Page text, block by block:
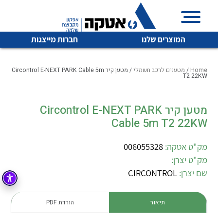
המוצרים שלנו חברות מייצגות
איכות | שרות | זמינות
אטקה בע”מ היא החברה הגדולה והמובילה בישראל בשיווק
מיתוג, בקרה , ואינסטלציה חשמלית ופעילה ב7 תחומים:
חשמל
קופסאות וארונות לחשמל, בקרה ואלקטרוניקה
לכל מוצרי היצרן לכל מוצרי היצרן
לכל מוצרי היצרן לכל מוצרי היצרן
Home
/ מטענים לרכב חשמלי / מטען קיר Circontrol E-NEXT PARK Cable 5m
T2 22KW
מטען קיר Circontrol E-NEXT PARK
Cable 5m T2 22KW
מק"ט אטקה: 006055328
מק"ט יצרן:
שם יצרן: CIRCONTROL
תיאור הורדת PDF